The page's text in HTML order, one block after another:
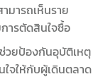
มารถเห็นราย
ารตัดสินใจซื้อ
วยป้องกันอุบัติเหตุ
จให้กับผู้เดินตลาด